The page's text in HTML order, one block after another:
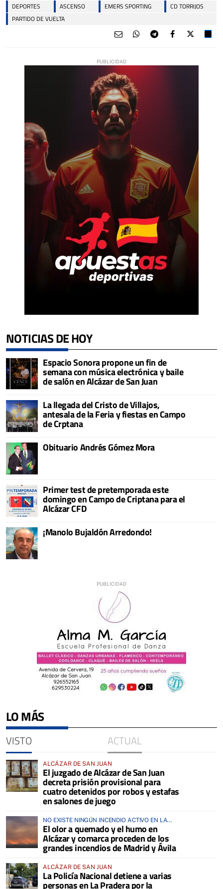
DEPORTES ASCENSO EMERS SPORTING
CD TORRIJOS
PARTIDO DE VUELTA
NOTICIAS DE HOY
Espacio Sonora propone un fin de
semana con música electrónica y baile
de salón en Alcázar de San Juan
La llegada del Cristo de Villajos,
antesala de la Feria y fiestas en Campo
de Crptana
Obituario Andrés Gómez Mora
Primer test de pretemporada este
domingo en Campo de Criptana para el
Alcázar CFD
¡Manolo Bujaldón Arredondo!
LO MÁS
VISTO ACTUAL
ALCÁZAR DE SAN JUAN
El juzgado de Alcázar de San Juan
decreta prisión provisional para
cuatro detenidos por robos y estafas
en salones de juego
NO EXISTE NINGÚN INCENDIO ACTIVO EN LA
COMARCA
El olor a quemado y el humo en
Alcázar y comarca proceden de los
grandes incendios de Madrid y Ávila
ALCÁZAR DE SAN JUAN
La Policía Nacional detiene a varias
personas en La Pradera por la